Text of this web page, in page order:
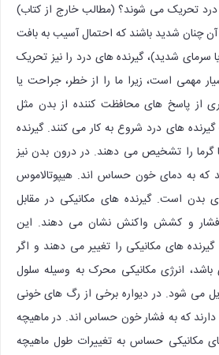
درد تحریک می شوند؟ (مطالب خارج از کتاب)
چنان شدید باشند که احتمال آسیب به بافت
سرمای شدید)، گیرنده های درد را نیز تحریک
مهمی است، زیرا ما را از خطر، جراحت یا
از پاسخ های محافظت کننده از بدن مثل
های درد شروع به کار می کنند. گیرنده
گرما را تشخیص می دهند. در درون بدن نیز
که به دمای خون حساس اند. هیپوتالاموس
بدن است. گیرنده های مکانیکی در مقابل
و کشش واکنش نشان می دهند. این
های مکانیکی را تغییر می دهند و اگر
انرژی مکانیکی محرک به وسیله سلول
می شود. در دیواره برخی از رگ های خونی
دارند که به فشار خون حساس اند. در ماهیچه
مکانیکی حساس به تغییرات طول ماهیچه